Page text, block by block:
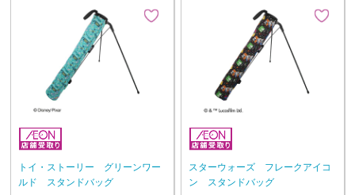
トイ・ストーリー グリーンワー
ルド スタンドバッグ
スターウォーズ フレークアイコ
ン スタンドバッグ